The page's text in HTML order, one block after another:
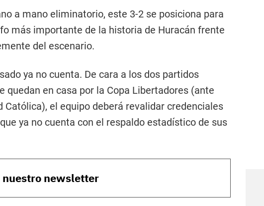
a mano eliminatorio, este 3-2 se posiciona para
más importante de la historia de Huracán frente
del escenario.
ya no cuenta. De cara a los dos partidos
quedan en casa por la Copa Libertadores (ante
Católica), el equipo deberá revalidar credenciales
ya no cuenta con el respaldo estadístico de sus
nuestro newsletter